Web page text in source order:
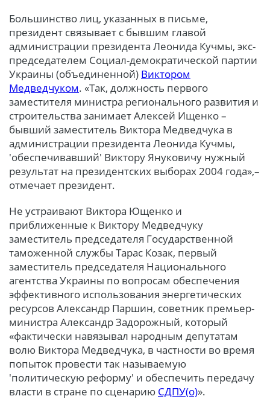
Большинство лиц, указанных в письме,
президент связывает с бывшим главой
администрации президента Леонида Кучмы, экс-
председателем Социал-демократической партии
Украины (объединенной) Виктором
Медведчуком. «Так, должность первого
заместителя министра регионального развития и
строительства занимает Алексей Ищенко –
бывший заместитель Виктора Медведчука в
администрации президента Леонида Кучмы,
'обеспечивавший' Виктору Януковичу нужный
результат на президентских выборах 2004 года»,–
отмечает президент.
Не устраивают Виктора Ющенко и
приближенные к Виктору Медведчуку
заместитель председателя Государственной
таможенной службы Тарас Козак, первый
заместитель председателя Национального
агентства Украины по вопросам обеспечения
эффективного использования энергетических
ресурсов Александр Паршин, советник премьер-
министра Александр Задорожный, который
«фактически навязывал народным депутатам
волю Виктора Медведчука, в частности во время
попыток провести так называемую
'политическую реформу' и обеспечить передачу
власти в стране по сценарию СДПУ(о)».